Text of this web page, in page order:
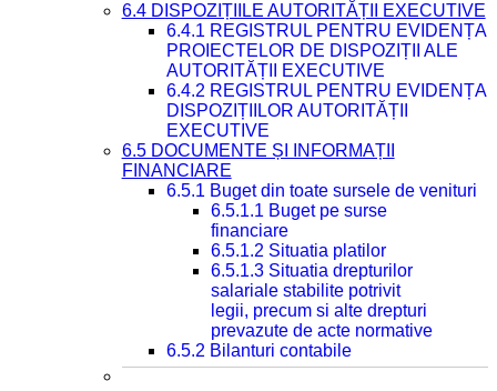
6.4 DISPOZIȚIILE AUTORITĂȚII EXECUTIVE
6.4.1 REGISTRUL PENTRU EVIDENȚA
PROIECTELOR DE DISPOZIȚII ALE
AUTORITĂȚII EXECUTIVE
6.4.2 REGISTRUL PENTRU EVIDENȚA
DISPOZIȚIILOR AUTORITĂȚII
EXECUTIVE
6.5 DOCUMENTE ȘI INFORMAȚII
FINANCIARE
6.5.1 Buget din toate sursele de venituri
6.5.1.1 Buget pe surse
financiare
6.5.1.2 Situatia platilor
6.5.1.3 Situatia drepturilor
salariale stabilite potrivit
legii, precum si alte drepturi
prevazute de acte normative
6.5.2 Bilanturi contabile